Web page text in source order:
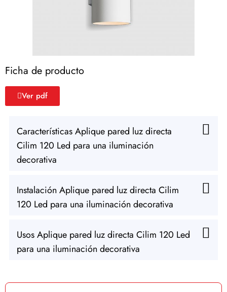
Ficha de producto
Ver pdf
Características Aplique pared luz directa
Cilim 120 Led para una iluminación
decorativa
Instalación Aplique pared luz directa Cilim
120 Led para una iluminación decorativa
Usos Aplique pared luz directa Cilim 120 Led
para una iluminación decorativa